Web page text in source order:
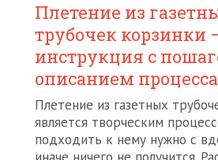
Плетение из
трубочек корзинки
инструкция с
описанием
Плетение из газетных
является творческим
подходить к нему нужно с